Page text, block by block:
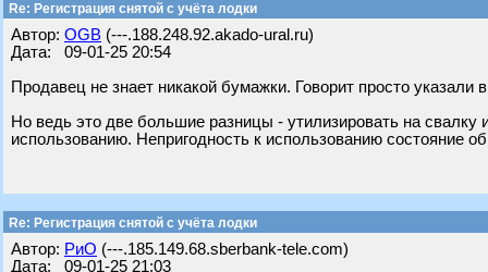
Re: Регистрация снятой с учёта лодки
Автор: OGB (---.188.248.92.akado-ural.ru)
Дата: 09-01-25 20:54
Продавец не знает никакой бумажки. Говорит просто указали
Но ведь это две большие разницы - утилизировать на свалку
использованию. Непригодность к использованию состояние
Re: Регистрация снятой с учёта лодки
Автор: РиО (---.185.149.68.sberbank-tele.com)
Дата: 09-01-25 21:03